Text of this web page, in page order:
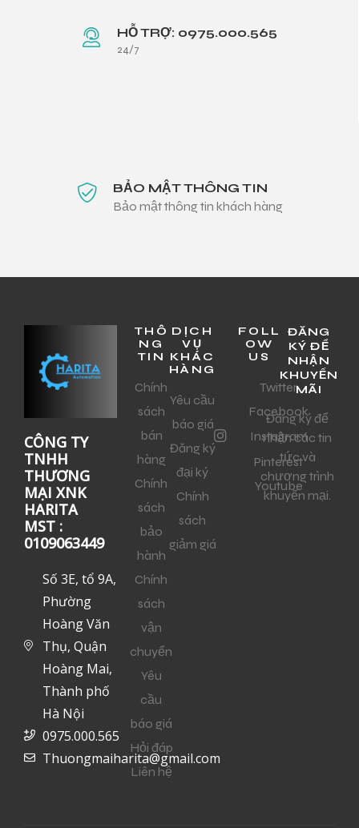
HỖ TRỢ: 0975.000.565
24/7
BẢO MẬT THÔNG TIN
Bảo mật thông tin khách hàng
CÔNG TY
TNHH
THƯƠNG
MẠI XNK
HARITA
MST :
0109063449
Số 3E, tổ 9A,
Phường
Hoàng Văn
Thụ, Quận
Hoàng Mai,
Thành phố
Hà Nội
0975.000.565
Thuongmaiharita@gmail.com
THÔ
NG
TIN
Chính
sách
bán
hàng
Chính
sách
bảo
hành
Chính
sách
vận
chuyển
Yêu
cầu
báo giá
Hỏi đáp
Liên hệ
DỊCH
VỤ
KHÁC
HÀNG
Yêu cầu
báo giá
Đăng ký
đại ký
Chính
sách
giảm giá
FOLL
OW
US
Twitter
Facebook
Instagram
Pinterest
Youtube
ĐĂNG
KÝ ĐỂ
NHẬN
KHUYẾN
MÃI
Đăng ký để
nhận các tin
tức và
chương trình
khuyến mại.